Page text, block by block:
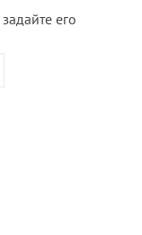
его